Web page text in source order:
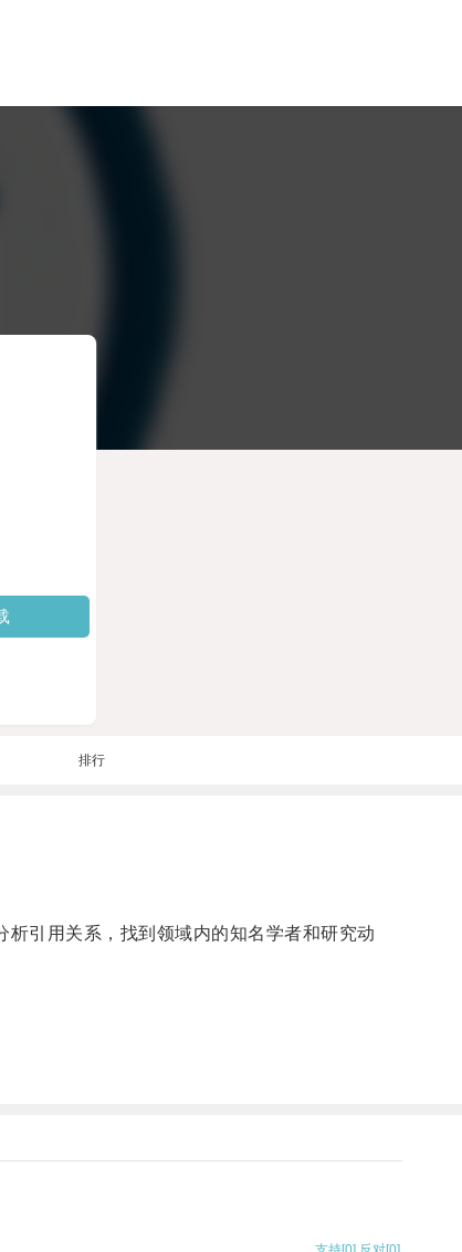
排行
引用关系，找到领域内的知名学者和研究动